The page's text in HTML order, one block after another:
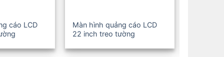
cáo LCD
Màn hình quảng cáo LCD
22 inch treo tường